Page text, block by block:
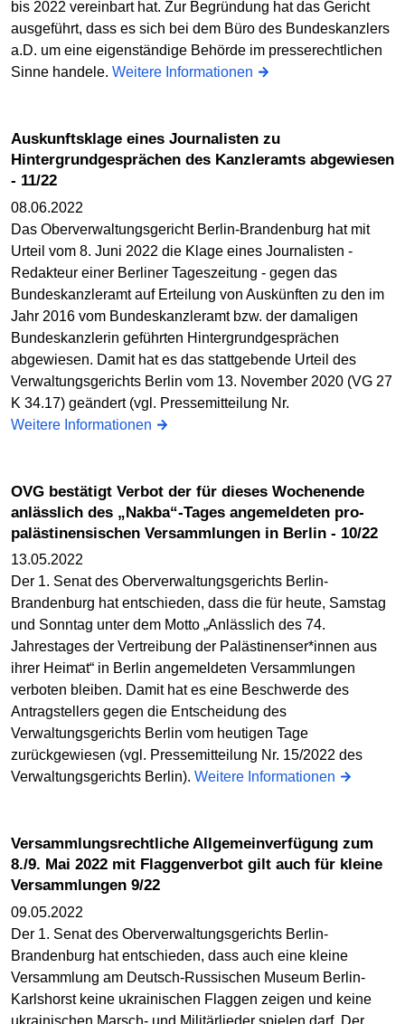
bis 2022 vereinbart hat. Zur Begründung hat das Gericht
ausgeführt, dass es sich bei dem Büro des Bundeskanzlers
a.D. um eine eigenständige Behörde im presserechtlichen
Sinne handele. Weitere Informationen
Auskunftsklage eines Journalisten zu
Hintergrundgesprächen des Kanzleramts abgewiesen
- 11/22
08.06.2022
Das Oberverwaltungsgericht Berlin-Brandenburg hat mit
Urteil vom 8. Juni 2022 die Klage eines Journalisten -
Redakteur einer Berliner Tageszeitung - gegen das
Bundeskanzleramt auf Erteilung von Auskünften zu den im
Jahr 2016 vom Bundeskanzleramt bzw. der damaligen
Bundeskanzlerin geführten Hintergrundgesprächen
abgewiesen. Damit hat es das stattgebende Urteil des
Verwaltungsgerichts Berlin vom 13. November 2020 (VG 27
K 34.17) geändert (vgl. Pressemitteilung Nr.
Weitere Informationen
OVG bestätigt Verbot der für dieses Wochenende
anlässlich des „Nakba“-Tages angemeldeten pro-
palästinensischen Versammlungen in Berlin - 10/22
13.05.2022
Der 1. Senat des Oberverwaltungsgerichts Berlin-
Brandenburg hat entschieden, dass die für heute, Samstag
und Sonntag unter dem Motto „Anlässlich des 74.
Jahrestages der Vertreibung der Palästinenser*innen aus
ihrer Heimat“ in Berlin angemeldeten Versammlungen
verboten bleiben. Damit hat es eine Beschwerde des
Antragstellers gegen die Entscheidung des
Verwaltungsgerichts Berlin vom heutigen Tage
zurückgewiesen (vgl. Pressemitteilung Nr. 15/2022 des
Verwaltungsgerichts Berlin). Weitere Informationen
Versammlungsrechtliche Allgemeinverfügung zum
8./9. Mai 2022 mit Flaggenverbot gilt auch für kleine
Versammlungen 9/22
09.05.2022
Der 1. Senat des Oberverwaltungsgerichts Berlin-
Brandenburg hat entschieden, dass auch eine kleine
Versammlung am Deutsch-Russischen Museum Berlin-
Karlshorst keine ukrainischen Flaggen zeigen und keine